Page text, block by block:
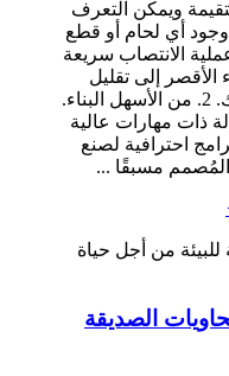
ويمكن التعرف
وجود أي لحام أو قطع
الانتصاب سريعة
الأقصر إلى تقليل
التكاليف الصعبة لمشاريعك. 2. من الأسهل البناء.
ذات مهارات عالية
احترافية لصنع
المُصمم مسبقًا ...
الصديقة